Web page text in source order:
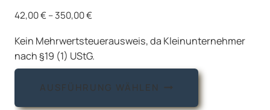
42,00€–350,00€
Kein Mehrwertsteuerausweis, da Kleinunternehmer
nach §19 (1) UStG.
AUSFÜHRUNG WÄHLEN
Dieses